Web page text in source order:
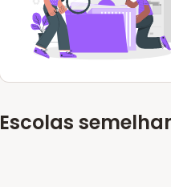
Escolas